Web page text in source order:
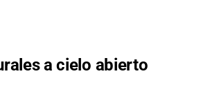
a cielo abierto